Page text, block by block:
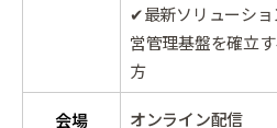
✔最新ソリューシ
営管理基盤を確立
方
会場 オンライン配信